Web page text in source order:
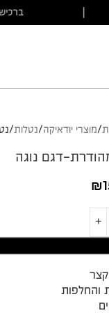
מוצרי יודאיקה נטלות
דגם נוגה
₪
והחלפות